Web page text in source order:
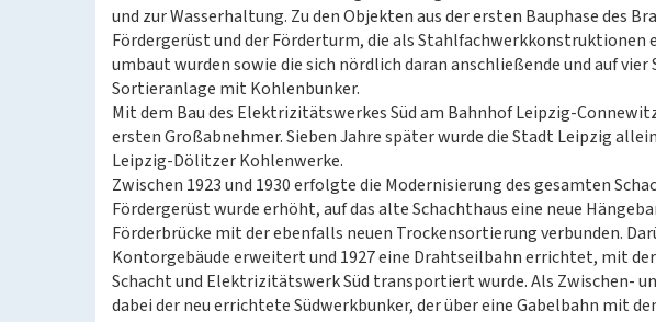
und zur Wasserhaltung. Zu den Objekten aus der ersten Bauphase des
Fördergerüst und der Förderturm, die als Stahlfachwerkkonstruktionen
umbaut wurden sowie die sich nördlich daran anschließende und auf
Sortieranlage mit Kohlenbunker.
Mit dem Bau des Elektrizitätswerkes Süd am Bahnhof Leipzig-
ersten Großabnehmer. Sieben Jahre später wurde die Stadt Leipzig
Leipzig-Dölitzer Kohlenwerke.
Zwischen 1923 und 1930 erfolgte die Modernisierung des gesamten
Fördergerüst wurde erhöht, auf das alte Schachthaus eine neue
Förderbrücke mit der ebenfalls neuen Trockensortierung verbunden.
Kontorgebäude erweitert und 1927 eine Drahtseilbahn errichtet, mit
Schacht und Elektrizitätswerk Süd transportiert wurde. Als Zwischen-
dabei der neu errichtete Südwerkbunker, der über eine Gabelbahn mit